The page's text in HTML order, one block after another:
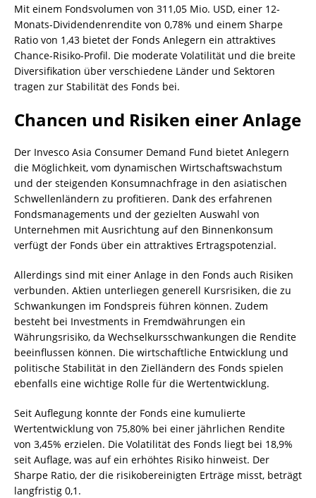
Mit einem Fondsvolumen von 311,05 Mio. USD, einer 12-
Monats-Dividendenrendite von 0,78% und einem Sharpe
Ratio von 1,43 bietet der Fonds Anlegern ein attraktives
Chance-Risiko-Profil. Die moderate Volatilität und die breite
Diversifikation über verschiedene Länder und Sektoren
tragen zur Stabilität des Fonds bei.
Chancen und Risiken einer Anlage
Der Invesco Asia Consumer Demand Fund bietet Anlegern
die Möglichkeit, vom dynamischen Wirtschaftswachstum
und der steigenden Konsumnachfrage in den asiatischen
Schwellenländern zu profitieren. Dank des erfahrenen
Fondsmanagements und der gezielten Auswahl von
Unternehmen mit Ausrichtung auf den Binnenkonsum
verfügt der Fonds über ein attraktives Ertragspotenzial.
Allerdings sind mit einer Anlage in den Fonds auch Risiken
verbunden. Aktien unterliegen generell Kursrisiken, die zu
Schwankungen im Fondspreis führen können. Zudem
besteht bei Investments in Fremdwährungen ein
Währungsrisiko, da Wechselkursschwankungen die Rendite
beeinflussen können. Die wirtschaftliche Entwicklung und
politische Stabilität in den Zielländern des Fonds spielen
ebenfalls eine wichtige Rolle für die Wertentwicklung.
Seit Auflegung konnte der Fonds eine kumulierte
Wertentwicklung von 75,80% bei einer jährlichen Rendite
von 3,45% erzielen. Die Volatilität des Fonds liegt bei 18,9%
seit Auflage, was auf ein erhöhtes Risiko hinweist. Der
Sharpe Ratio, der die risikobereinigten Erträge misst, beträgt
langfristig 0,1.